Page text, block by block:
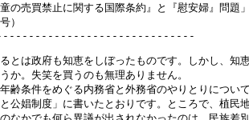
童の売買禁止に関する国際条約』と『慰安婦』問題
）
は政府も知恵をしぼったものです。しかし、知
か。失笑を買うのも無理ありません。
条件をめぐる内務省と外務省のやりとりについ
公娼制度」に書いたとおりです。ところで、植民